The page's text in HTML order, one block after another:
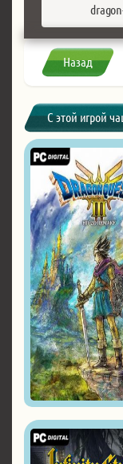
Назад
С этой игрой
Remake ...